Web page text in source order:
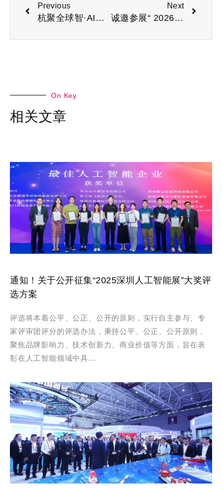
Previous
杭聚全球智·AI启新程“2026杭州国际人工智能与机器人展览会”
Next
诚邀参展“ 2026杭州国际具身智能与人形机器人展览会”开启报名
On Key
相关文章
通知！关于公开征集“2025深圳人工智能展”大奖评
选方案
评选将本着公平、公正、公开的原则，实行自主参与、专
家评审团评分的评选办法，秉持公平、公正、公开原则，
聚焦品牌影响力、技术创新力、商业价值等方面，旨在表
彰在人工智能领域中具...